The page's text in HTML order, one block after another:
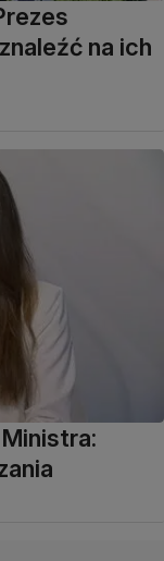
na ich